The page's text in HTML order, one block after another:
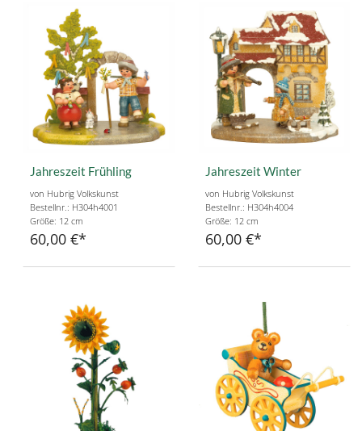
Jahreszeit Frühling
von Hubrig Volkskunst
Bestellnr.: H304h4001
Größe: 12 cm
60,00 €
Jahreszeit Winter
von Hubrig Volkskunst
Bestellnr.: H304h4004
Größe: 12 cm
60,00 €